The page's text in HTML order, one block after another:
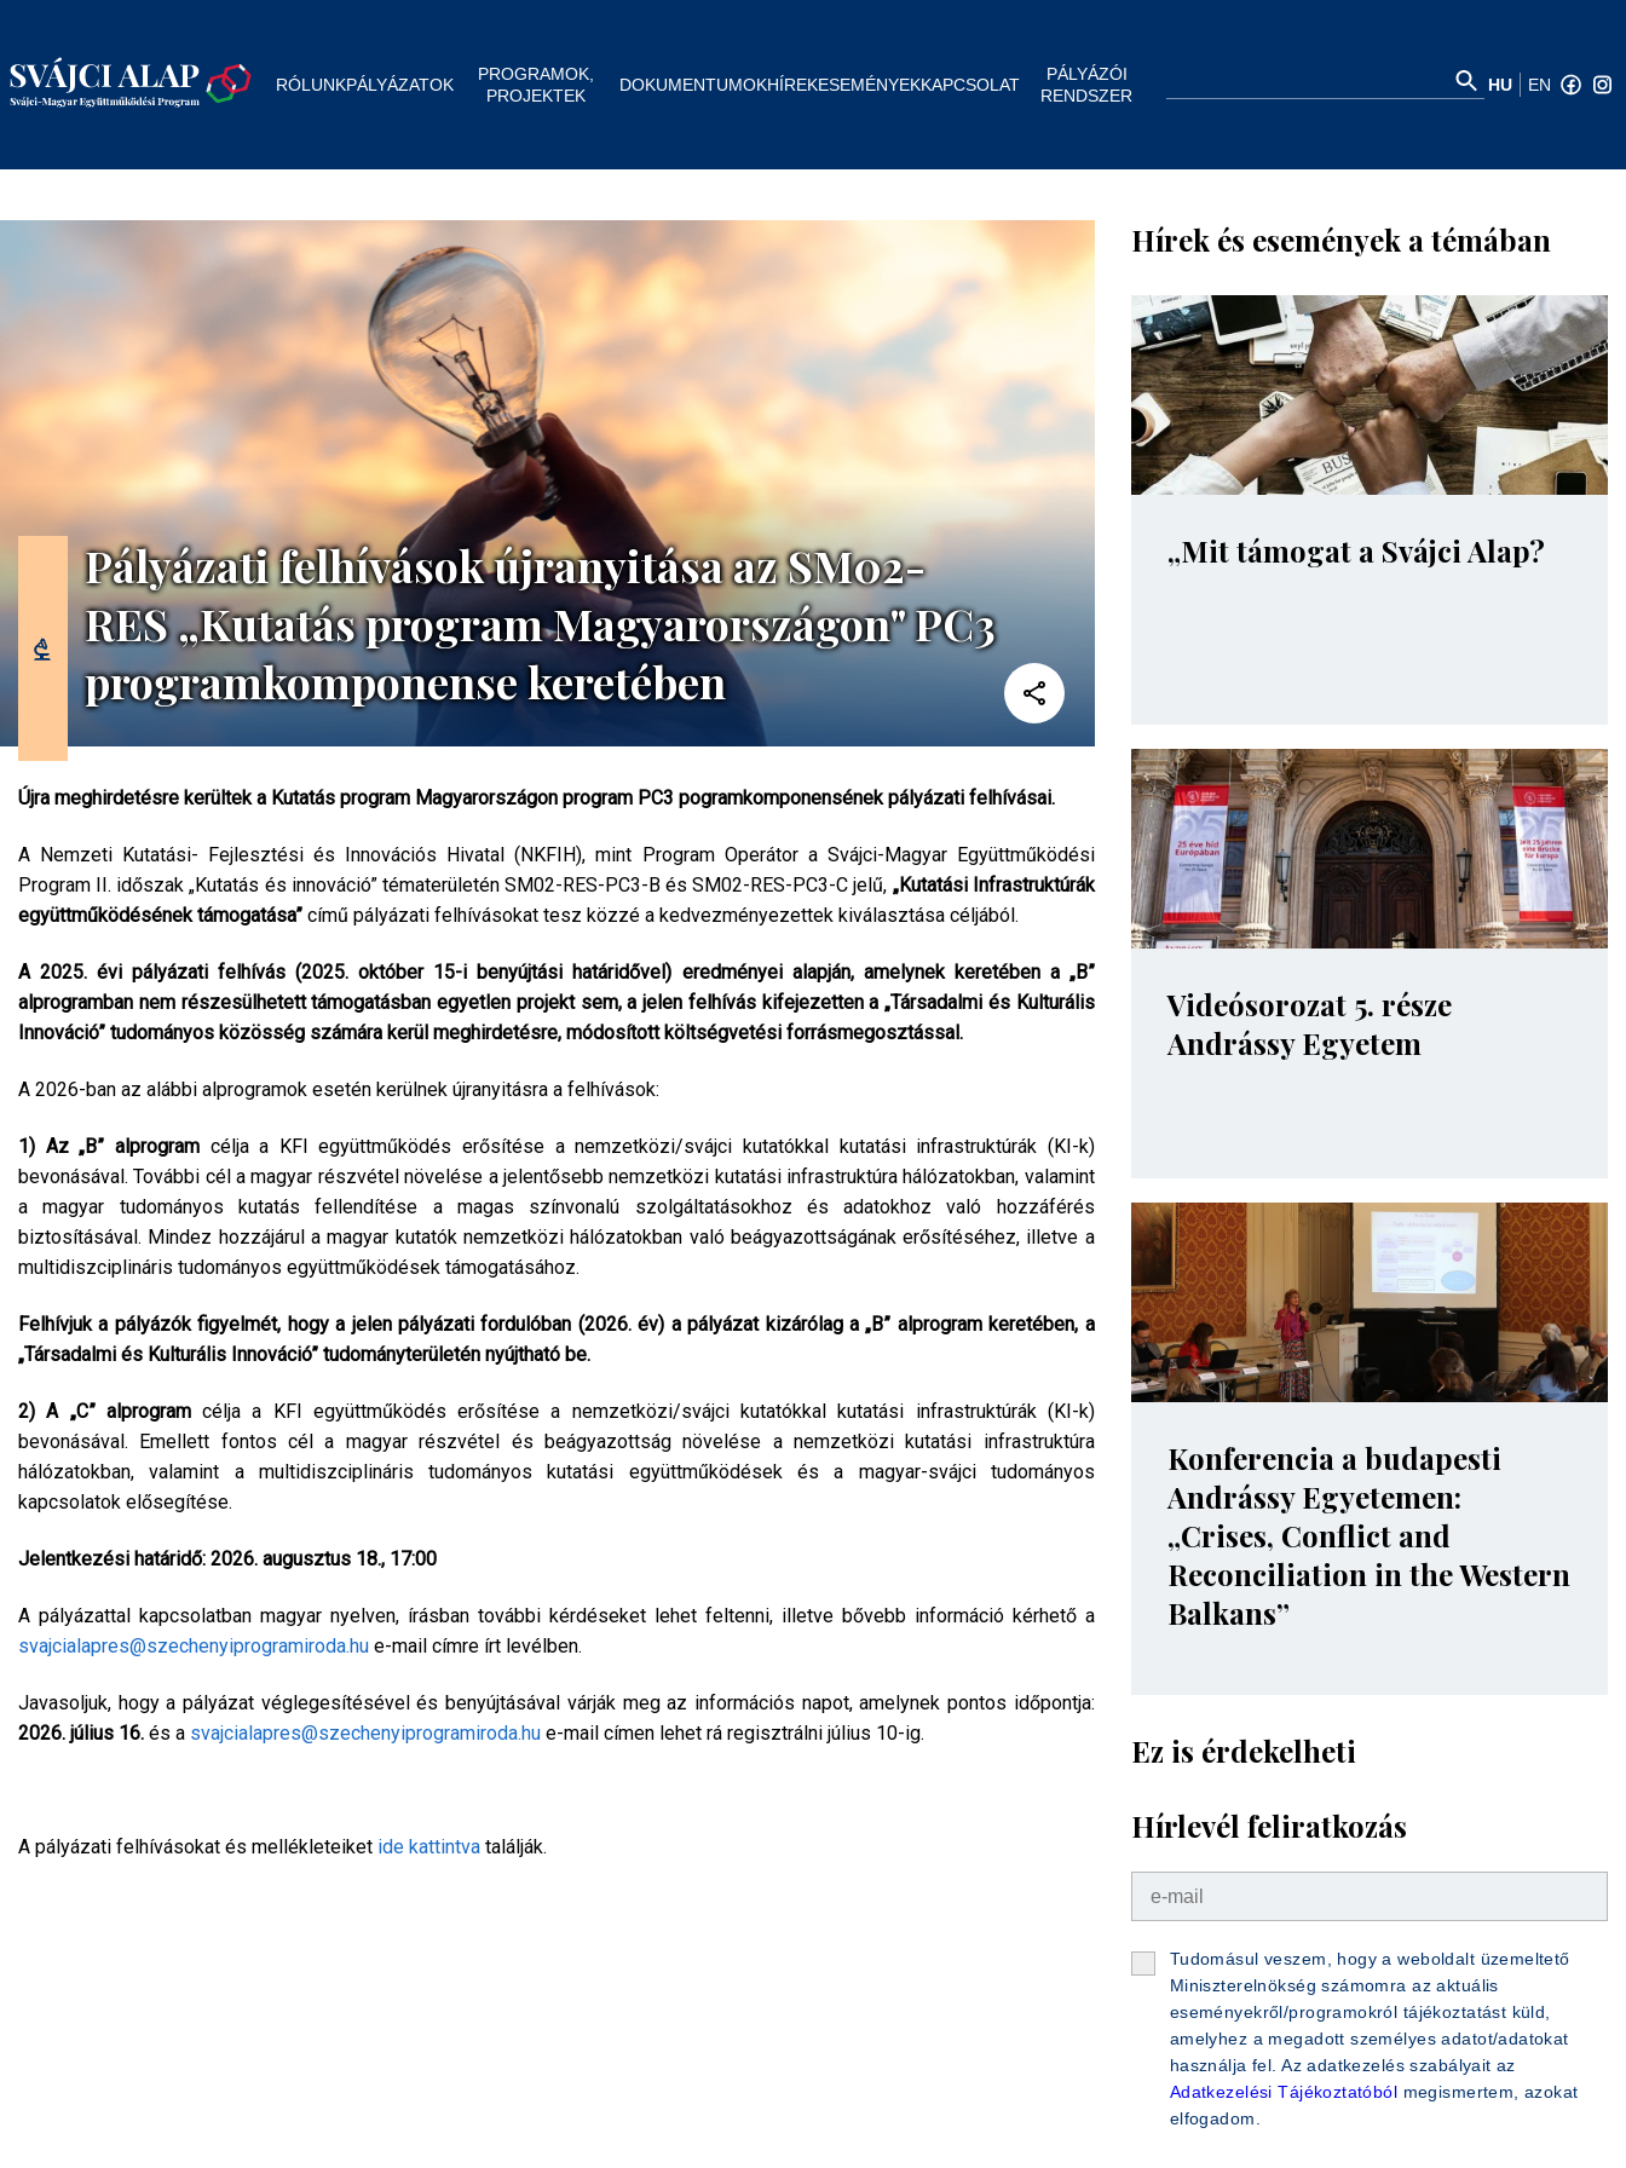
RÓLUNKPÁLYÁZATOK
PROGRAMOK,
PROJEKTEK
DOKUMENTUMOKHÍREKESEMÉNYEKKAPCSOLAT
PÁLYÁZÓI
RENDSZER
HU EN
Pályázati felhívások újranyitása az SM02-
RES „Kutatás program Magyarországon" PC3
programkomponense keretében
Újra meghirdetésre kerültek a Kutatás program Magyarországon program PC3 pogramkomponensének pályázati felhívásai.
A Nemzeti Kutatási- Fejlesztési és Innovációs Hivatal (NKFIH), mint Program Operátor a Svájci-Magyar Együttműködési
Program II. időszak „Kutatás és innováció” tématerületén SM02-RES-PC3-B és SM02-RES-PC3-C jelű, „Kutatási Infrastruktúrák
együttműködésének támogatása” című pályázati felhívásokat tesz közzé a kedvezményezettek kiválasztása céljából.
A 2025. évi pályázati felhívás (2025. október 15-i benyújtási határidővel) eredményei alapján, amelynek keretében a „B”
alprogramban nem részesülhetett támogatásban egyetlen projekt sem, a jelen felhívás kifejezetten a „Társadalmi és Kulturális
Innováció” tudományos közösség számára kerül meghirdetésre, módosított költségvetési forrásmegosztással.
A 2026-ban az alábbi alprogramok esetén kerülnek újranyitásra a felhívások:
1) Az „B” alprogram célja a KFI együttműködés erősítése a nemzetközi/svájci kutatókkal kutatási infrastruktúrák (KI-k)
bevonásával. További cél a magyar részvétel növelése a jelentősebb nemzetközi kutatási infrastruktúra hálózatokban, valamint
a magyar tudományos kutatás fellendítése a magas színvonalú szolgáltatásokhoz és adatokhoz való hozzáférés
biztosításával. Mindez hozzájárul a magyar kutatók nemzetközi hálózatokban való beágyazottságának erősítéséhez, illetve a
multidiszciplináris tudományos együttműködések támogatásához.
Felhívjuk a pályázók figyelmét, hogy a jelen pályázati fordulóban (2026. év) a pályázat kizárólag a „B” alprogram keretében, a
„Társadalmi és Kulturális Innováció” tudományterületén nyújtható be.
2) A „C” alprogramcélja a KFI együttműködés erősítése a nemzetközi/svájci kutatókkal kutatási infrastruktúrák (KI-k)
bevonásával. Emellett fontos cél a magyar részvétel és beágyazottság növelése a nemzetközi kutatási infrastruktúra
hálózatokban, valamint a multidiszciplináris tudományos kutatási együttműködések és a magyar-svájci tudományos
kapcsolatok elősegítése.
Jelentkezési határidő: 2026. augusztus 18., 17:00
A pályázattal kapcsolatban magyar nyelven, írásban további kérdéseket lehet feltenni, illetve bővebb információ kérhető a
svajcialapres@szechenyiprogramiroda.hu e-mail címre írt levélben.
Javasoljuk, hogy a pályázat véglegesítésével és benyújtásával várják meg az információs napot, amelynek pontos időpontja:
2026. július 16. és a svajcialapres@szechenyiprogramiroda.hu e-mail címen lehet rá regisztrálni július 10-ig.
A pályázati felhívásokat és mellékleteiket ide kattintva találják.
Hírek és események a témában
„Mit támogat a Svájci Alap?
Videósorozat 5. része
Andrássy Egyetem
Konferencia a budapesti
Andrássy Egyetemen:
„Crises, Conflict and
Reconciliation in the Western
Balkans”
Ez is érdekelheti
Hírlevél feliratkozás
Tudomásul veszem, hogy a weboldalt üzemeltető
Miniszterelnökség számomra az aktuális
eseményekről/programokról tájékoztatást küld,
amelyhez a megadott személyes adatot/adatokat
használja fel. Az adatkezelés szabályait az
Adatkezelési Tájékoztatóból megismertem, azokat
elfogadom.